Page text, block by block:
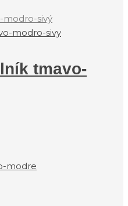
modro-sivý
tmavo-